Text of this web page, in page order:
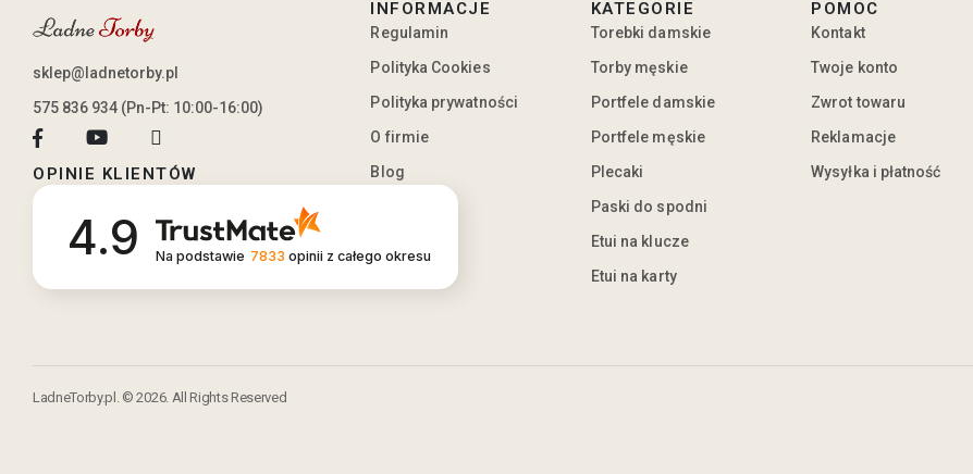
sklep@ladnetorby.pl
575 836 934 (Pn-Pt: 10:00-16:00)
OPINIE KLIENTÓW
4.9 Na podstawie 7833 opinii z całego okresu
INFORMACJE
Regulamin
Polityka Cookies
Polityka prywatności
O firmie
Blog
KATEGORIE
Torebki damskie
Torby męskie
Portfele damskie
Portfele męskie
Plecaki
Paski do spodni
Etui na klucze
Etui na karty
POMOC
Kontakt
Twoje konto
Zwrot towaru
Reklamacje
Wysyłka i płatność
LadneTorby.pl. © 2026. All Rights Reserved